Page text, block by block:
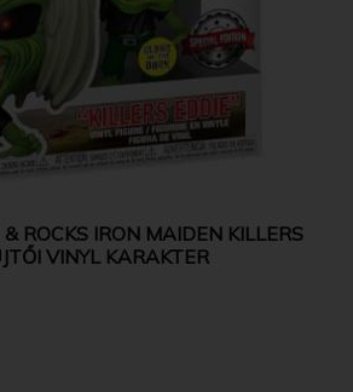
ROCKS IRON MAIDEN KILLERS
VINYL KARAKTER